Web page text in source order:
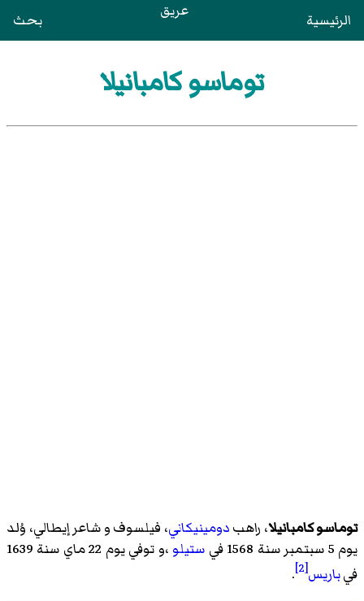
الرئيسية عريق بحث
توماسو كامبانيلا
توماسو كامبانيلا، راهبدومينيكاني، فيلسوف و شاعر إيطالي، وُلد
يوم 5 سبتمبر سنة 1568 في
ستيلو
،و توفي يوم 22 ماي سنة 1639
فيباريس[2]
.